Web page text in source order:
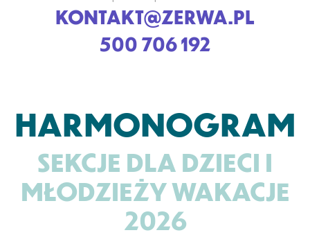
KONTAKT@ZERWA.PL
500 706 192
HARMONOGRAM
SEKCJE DLA DZIECI I
MŁODZIEŻY WAKACJE
2026